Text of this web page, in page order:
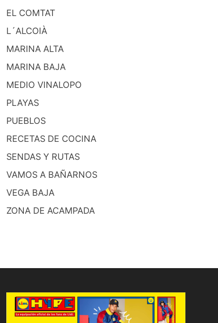
EL COMTAT
L´ALCOIÀ
MARINA ALTA
MARINA BAJA
MEDIO VINALOPO
PLAYAS
PUEBLOS
RECETAS DE COCINA
SENDAS Y RUTAS
VAMOS A BAÑARNOS
VEGA BAJA
ZONA DE ACAMPADA